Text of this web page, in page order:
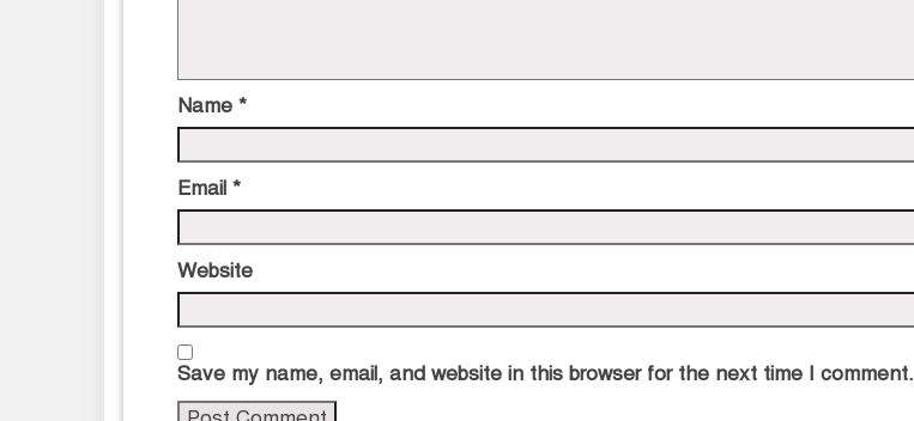
Name *
Email *
Website
Save my name, email, and website in this browser for the next time I comment.